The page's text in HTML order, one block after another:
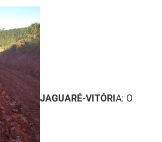
JAGUARÉ-VITÓRIA: O